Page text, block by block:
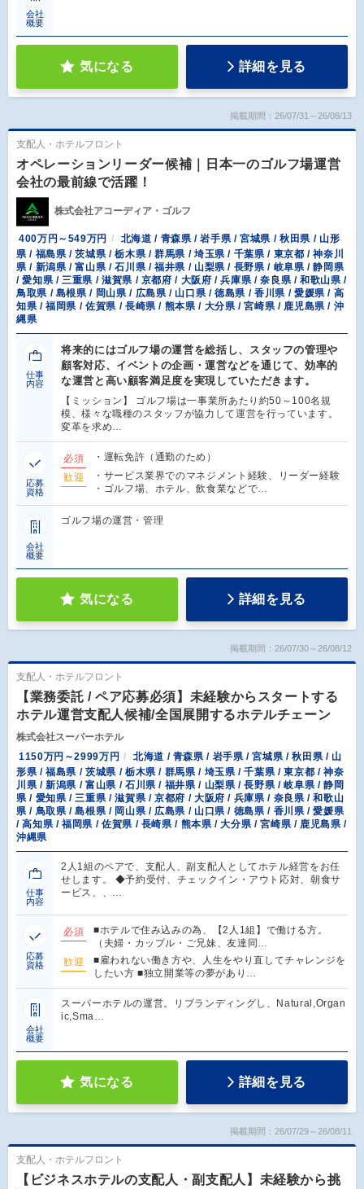
会社
概要
気になる 詳細を見る
掲載期間：26/07/31～26/08/13
支配人・ホテルフロント
オペレーションリーダー候補｜日本一のゴルフ場運営
会社の最前線で活躍！
株式会社アコーディア・ゴルフ
400万円～549万円
北海道 / 青森県 / 岩手県 / 宮城県 / 秋田県 / 山形
県 / 福島県 / 茨城県 / 栃木県 / 群馬県 / 埼玉県 / 千葉県 / 東京都 / 神奈川
県 / 新潟県 / 富山県 / 石川県 / 福井県 / 山梨県 / 長野県 / 岐阜県 / 静岡県
/ 愛知県 / 三重県 / 滋賀県 / 京都府 / 大阪府 / 兵庫県 / 奈良県 / 和歌山県 /
鳥取県 / 島根県 / 岡山県 / 広島県 / 山口県 / 徳島県 / 香川県 / 愛媛県 / 高
知県 / 福岡県 / 佐賀県 / 長崎県 / 熊本県 / 大分県 / 宮崎県 / 鹿児島県 / 沖
縄県
仕事
内容
将来的にはゴルフ場の運営を総括し、スタッフの管理や
顧客対応、イベントの企画・運営などを通じて、効率的
な運営と高い顧客満足度を実現していただきます。
【ミッション】 ゴルフ場は一事業所あたり約50～100名規
模、様々な職種のスタッフが協力して運営を行っています。
変革を求め…
応募
資格
必須
・運転免許（通勤のため）
歓迎
・サービス業界でのマネジメント経験、リーダー経験
・ゴルフ場、ホテル、飲食業などで…
会社
概要
ゴルフ場の運営・管理
気になる 詳細を見る
掲載期間：26/07/30～26/08/12
支配人・ホテルフロント
【業務委託 / ペア応募必須】未経験からスタートする
ホテル運営支配人候補/全国展開するホテルチェーン
株式会社スーパーホテル
1150万円～2999万円
北海道 / 青森県 / 岩手県 / 宮城県 / 秋田県 / 山
形県 / 福島県 / 茨城県 / 栃木県 / 群馬県 / 埼玉県 / 千葉県 / 東京都 / 神奈
川県 / 新潟県 / 富山県 / 石川県 / 福井県 / 山梨県 / 長野県 / 岐阜県 / 静岡
県 / 愛知県 / 三重県 / 滋賀県 / 京都府 / 大阪府 / 兵庫県 / 奈良県 / 和歌山
県 / 鳥取県 / 島根県 / 岡山県 / 広島県 / 山口県 / 徳島県 / 香川県 / 愛媛県
/ 高知県 / 福岡県 / 佐賀県 / 長崎県 / 熊本県 / 大分県 / 宮崎県 / 鹿児島県 /
沖縄県
仕事
内容
2人1組のペアで、支配人、副支配人としてホテル経営をお任
せします。 ◆予約受付、チェックイン・アウト応対、朝食サ
ービス、、…
応募
資格
必須
■ホテルで住み込みの為、【2人1組】で働ける方。
（夫婦・カップル・ご兄妹、友達同…
歓迎
■雇われない働き方や、人生をやり直してチャレンジを
したい方 ■独立開業等の夢があり…
会社
概要
スーパーホテルの運営。リブランディングし、Natural,Organ
ic,Sma…
気になる 詳細を見る
掲載期間：26/07/29～26/08/11
支配人・ホテルフロント
【ビジネスホテルの支配人・副支配人】未経験から挑